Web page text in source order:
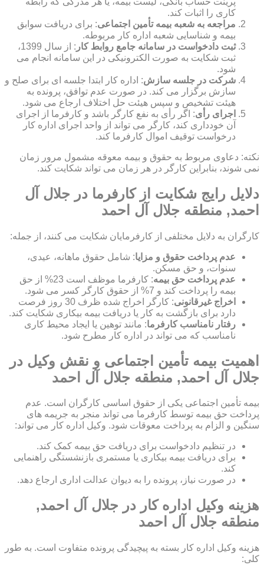
کاری را اثبات کند.
مراجعه به شعبه بیمه تأمین اجتماعی: برای دریافت سوابق
بیمه و شناسایی شعبه اداره کار مربوطه.
ثبت دادخواست در سامانه جامع روابط کار
: از سال 1399،
ثبت شکایت به صورت الکترونیکی در این سامانه انجام می
شود.
شرکت در جلسه سازش: اداره کار ابتدا جلسه ای برای صلح و
سازش برگزار می کند. در صورت عدم توافق، پرونده به
هیئت تشخیص و سپس هیئت حل اختلاف ارجاع می شود.
اجرای رأی: اگر رأی به نفع کارگر باشد و کارفرما از اجرای
آن خودداری کند، کارگر می تواند از واحد اجرای اداره کار
درخواست توقیف اموال کارفرما کند.
نکته: دعاوی مربوط به حقوق و بیمه معوقه مشمول مرور زمان
نمی شوند، بنابراین کارگر در هر زمان می تواند شکایت کند.
دلایل رایج شکایت از کارفرما در جلال آل
احمد, منطقه جلال آل احمد
کارگران به دلایل مختلفی از کارفرمایان شکایت می کنند، از جمله:
عدم پرداخت حقوق و مزایا: شامل حقوق ماهانه، عیدی،
سنوات، و حق مسکن.
عدم پرداخت حق بیمه
: کارفرما موظف است 23% از حق
بیمه را پرداخت کند و 7% از حقوق کارگر کسر می شود.
اخراج غیرقانونی
: کارگر اخراج شده ظرف 30 روز فرصت
دارد برای بازگشت به کار یا دریافت بیمه بیکاری شکایت کند.
رفتار نامناسب کارفرما: مانند توهین یا ایجاد محیط کاری
نامناسب که می تواند در اداره کار مطرح شود.
اهمیت بیمه تأمین اجتماعی و نقش وکیل در
جلال آل احمد, منطقه جلال آل احمد
بیمه تأمین اجتماعی یکی از حقوق اساسی کارگران است. عدم
پرداخت حق بیمه توسط کارفرما می تواند منجر به جریمه های
سنگین و الزام به پرداخت معوقات شود. وکیل اداره کار می تواند:
در تنظیم دادخواست برای دریافت حق بیمه کمک کند.
برای دریافت بیمه بیکاری یا مستمری بازنشستگی راهنمایی
کند.
در صورت نیاز، پرونده را به دیوان عدالت اداری ارجاع دهد.
هزینه وکیل اداره کار در جلال آل احمد,
منطقه جلال آل احمد
هزینه وکیل اداره کار بسته به پیچیدگی پرونده متفاوت است. به طور
کلی: